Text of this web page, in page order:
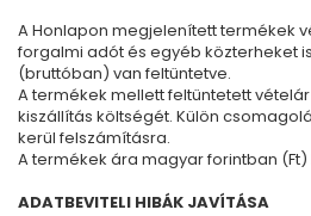
A Honlapon megjelenített termékek
forgalmi adót és egyéb közterheket
(bruttóban) van feltüntetve.
A termékek mellett feltüntetett
kiszállítás költségét. Külön
kerül felszámításra.
A termékek ára magyar forintban
ADATBEVITELI HIBÁK JAVÍTÁSA